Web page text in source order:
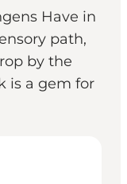
Have in
path,
by the
is a gem for